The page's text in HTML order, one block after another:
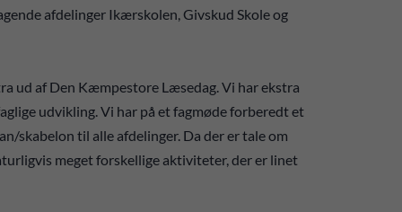
afdelinger Ikærskolen, Givskud Skole og
ud af Den Kæmpestore Læsedag. Vi har ekstra
udvikling. Vi har på et fagmøde forberedt et
skabelon til alle afdelinger. Da der er tale om
meget forskellige aktiviteter, der er linet